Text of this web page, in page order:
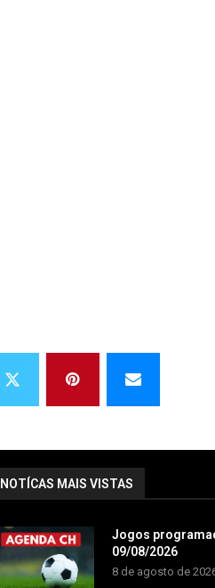
NOTÍCAS MAIS VISTAS
Jogos
09/08/2026
8 de agosto de